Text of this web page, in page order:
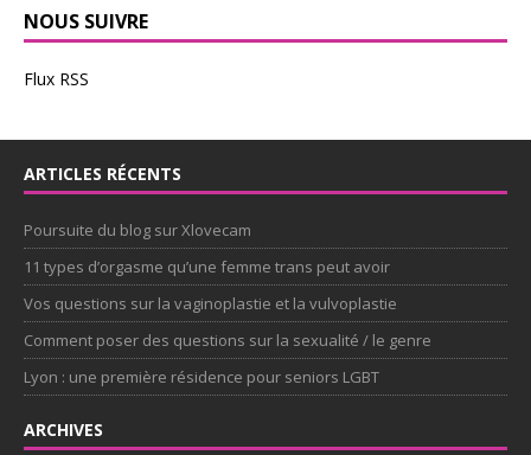
NOUS SUIVRE
Flux RSS
ARTICLES RÉCENTS
Poursuite du blog sur Xlovecam
11 types d’orgasme qu’une femme trans peut avoir
Vos questions sur la vaginoplastie et la vulvoplastie
Comment poser des questions sur la sexualité / le genre
Lyon : une première résidence pour seniors LGBT
ARCHIVES